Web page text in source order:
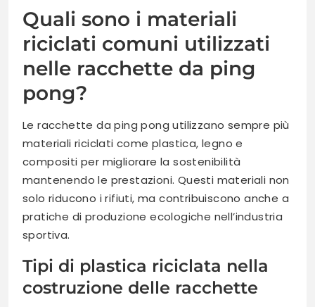
Quali sono i materiali
riciclati comuni utilizzati
nelle racchette da ping
pong?
Le racchette da ping pong utilizzano sempre più
materiali riciclati come plastica, legno e
compositi per migliorare la sostenibilità
mantenendo le prestazioni. Questi materiali non
solo riducono i rifiuti, ma contribuiscono anche a
pratiche di produzione ecologiche nell’industria
sportiva.
Tipi di plastica riciclata nella
costruzione delle racchette